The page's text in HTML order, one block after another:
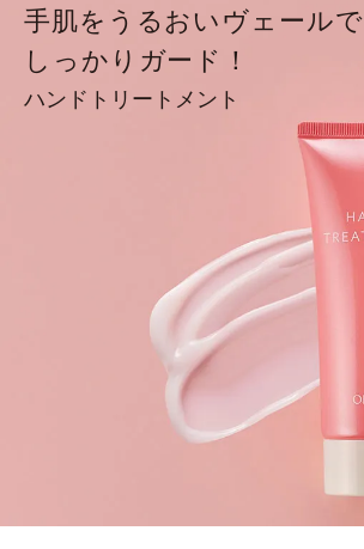
手肌をうるおいヴェールで
しっかりガード！
ハンドトリートメント